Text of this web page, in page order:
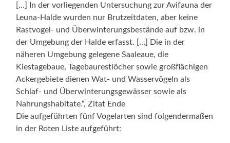
[…] In der vorliegenden Untersuchung zur Avifauna der
Leuna-Halde wurden nur Brutzeitdaten, aber keine
Rastvogel- und Überwinterungsbestände auf bzw. in
der Umgebung der Halde erfasst. […] Die in der
näheren Umgebung gelegene Saaleaue, die
Kiestagebaue, Tagebaurestlöcher sowie großflächigen
Ackergebiete dienen Wat- und Wasservögeln als
Schlaf- und Überwinterungsgewässer sowie als
Nahrungshabitate.“, Zitat Ende
Die aufgeführten fünf Vogelarten sind folgendermaßen
in der Roten Liste aufgeführt: